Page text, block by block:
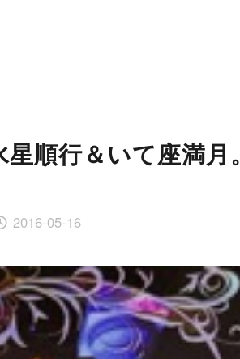
順行＆いて座満月。
2016-05-16